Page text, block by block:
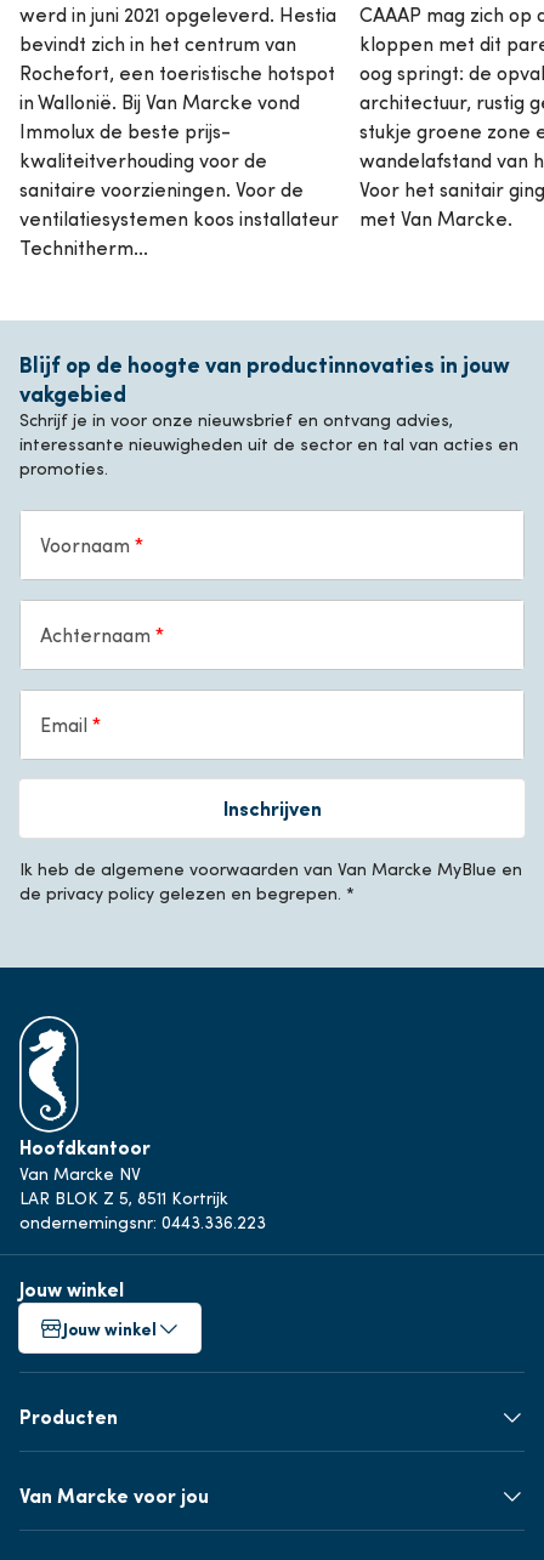
werd in juni 2021 opgeleverd. Hestia
bevindt zich in het centrum van
Rochefort, een toeristische hotspot
in Wallonië. Bij Van Marcke vond
Immolux de beste prijs-
kwaliteitverhouding voor de
sanitaire voorzieningen. Voor de
ventilatiesystemen koos installateur
Technitherm...
CAAAP mag zich op
kloppen met dit
oog springt: de
architectuur, rustig
stukje groene zone
wandelafstand van
Voor het sanitair
met Van Marcke.
Blijf op de hoogte van productinnovaties in jouw
vakgebied
Schrijf je in voor onze nieuwsbrief en ontvang advies,
interessante nieuwigheden uit de sector en tal van acties en
promoties.
Voornaam
Achternaam
Email
Inschrijven
Ik heb de algemene voorwaarden van Van Marcke MyBlue en
de privacy policy gelezen en begrepen. *
Hoofdkantoor
Van Marcke NV
LAR BLOK Z 5, 8511 Kortrijk
ondernemingsnr: 0443.336.223
Jouw winkel
Jouw winkel
Producten
Van Marcke voor jou